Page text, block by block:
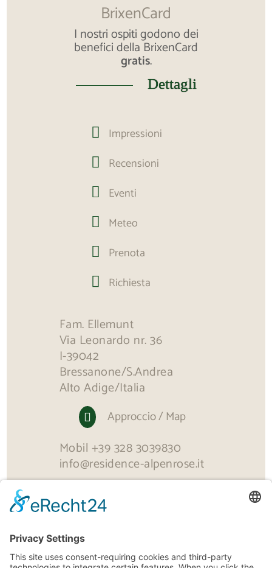
BrixenCard
I nostri ospiti godono dei
benefici della BrixenCard
gratis.
Dettagli
 Impressioni
 Recensioni
 Eventi
 Meteo
 Prenota
 Richiesta
Fam. Ellemunt
Via Leonardo nr. 36
I-39042
Bressanone/S.Andrea
Alto Adige/Italia
 Approccio / Map
Mobil +39 328 3039830
info@residence-alpenrose.it